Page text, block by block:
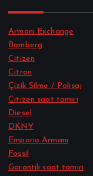
Armani Exchange
Bomberg
Citizen
Citron
Çizik Silme / Polisaj
Cıtızen saat tamiri
Diesel
DKNY
Emporio Armani
Fossil
Garantili saat tamiri